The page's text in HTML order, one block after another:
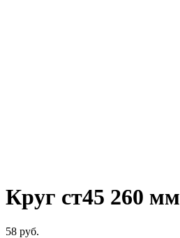
Круг ст45 260 мм
58 руб.